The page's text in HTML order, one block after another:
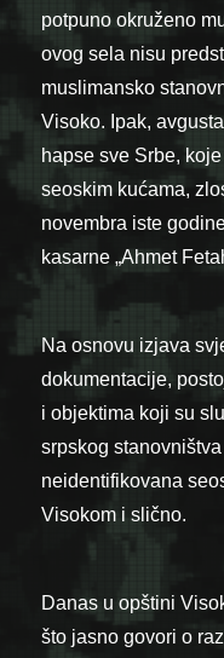
potpuno okruženo
ovog sela nisu
muslimansko
Visoko. Ipak,
hapse sve Srbe,
seoskim kućama,
novembra iste
kasarne „Ahmet
Na osnovu izjava
dokumentacije,
i objektima koji su
srpskog
neidentifikovana
Visokom i slično.
Danas u opštini
što jasno govori o